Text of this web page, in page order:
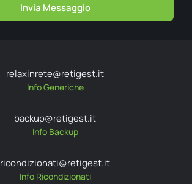
relaxinrete@retigest.it
Info Generiche
backup@retigest.it
Info Backup
ricondizionati@retigest.it
Info Ricondizionati
Invia Messaggio